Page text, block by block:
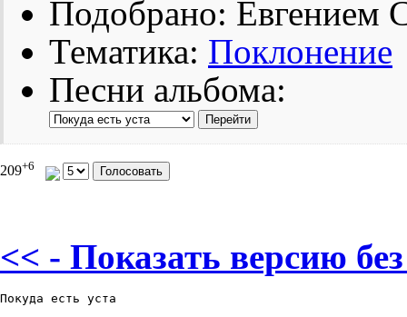
Подобрано: Евгением
Тематика: Поклонение
Песни альбома:
209+6
<< - Показать версию
Покуда есть уста